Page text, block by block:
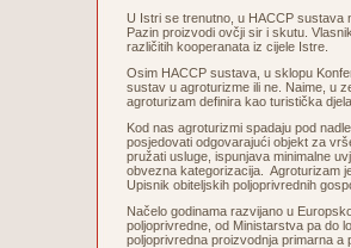
U Istri se trenutno, u HACCP sustava
Pazin proizvodi ovčji sir i skutu.
različitih kooperanata iz cijele Istre.
Osim HACCP sustava, u sklopu
sustav u agroturizme ili ne. Naime, u
agroturizam definira kao turistička
Kod nas agroturizmi spadaju pod
posjedovati odgovarajući objekt za
pružati usluge, ispunjava minimalne
obvezna kategorizacija. Agroturizam
Upisnik obiteljskih poljoprivrednih
Načelo godinama razvijano u
poljoprivredne, od Ministarstva pa do
poljoprivredna proizvodnja primarna a